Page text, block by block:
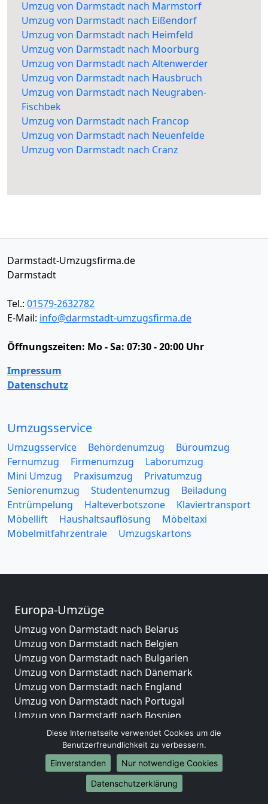
Umzug von Darmstadt nach Marmstorf
Umzug von Darmstadt nach Eißendorf
Umzug von Darmstadt nach Heimfeld
Umzug von Darmstadt nach Moorburg
Umzug von Darmstadt nach Altenwerder
Umzug von Darmstadt nach Hausbruch
Umzug von Darmstadt nach Neugraben-
Fischbek
Umzug von Darmstadt nach Francop
Umzug von Darmstadt nach Neuenfelde
Umzug von Darmstadt nach Cranz
Darmstadt-Umzugsfirma.de
Darmstadt
Tel.: 01579-2632782
E-Mail: info@darmstadt-umzugsfirma.de
Öffnungszeiten: Mo - Sa: 07:30 - 20:00 Uhr
Impressum
Datenschutz
Umzugsservice
Umzugsservice Behördenumzug
Büroumzug
Fernumzug
Firmenumzug
Laborumzug
Mini Umzug
Praxisumzug
Privatumzug
Seniorenumzug
Studentenumzug
Beiladung
Entrümpelung
Halteverbotszone
Klaviertransport
Möbellift
Haushaltsauflösung
Möbeltaxi
Möbelmitfahrzentrale
Umzugskartons
Europa-Umzüge
Umzug von Darmstadt nach Belarus
Umzug von Darmstadt nach Belgien
Umzug von Darmstadt nach Bulgarien
Umzug von Darmstadt nach Dänemark
Umzug von Darmstadt nach England
Umzug von Darmstadt nach Portugal
Umzug von Darmstadt nach Bosnien
und Herzegowina
Umzug von Darmstadt nach Irland
Umzug von Darmstadt nach Lettland
Umzug von Darmstadt nach Zypern
Umzug von Darmstadt nach Kroatien
Diese Internetseite verwendet Cookies um die
Benutzerfreundlichkeit zu verbessern.
Einverstanden
Nur notwendige Cookies
Datenschutzerklärung